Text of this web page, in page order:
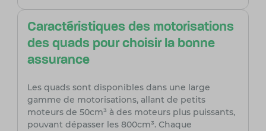
Caractéristiques des motorisations
des quads pour choisir la bonne
assurance
Les quads sont disponibles dans une large
gamme de motorisations, allant de petits
moteurs de 50cm³ à des moteurs plus puissants,
pouvant dépasser les 800cm³. Chaque